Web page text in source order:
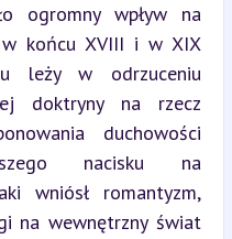
ogromny wpływ na
końcu XVIII i w XIX
leży w odrzuceniu
doktryny na rzecz
duchowości
nacisku na
wniósł romantyzm,
na wewnętrzny świat